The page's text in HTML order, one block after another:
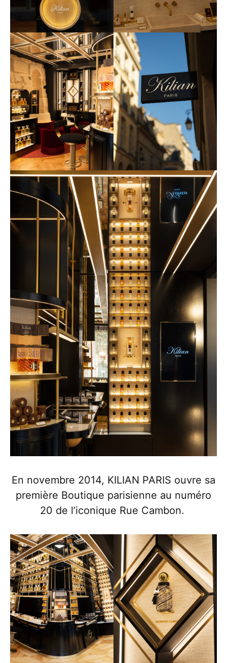
En novembre 2014, KILIAN PARIS ouvre sa
première Boutique parisienne au numéro
20 de l’iconique Rue Cambon.